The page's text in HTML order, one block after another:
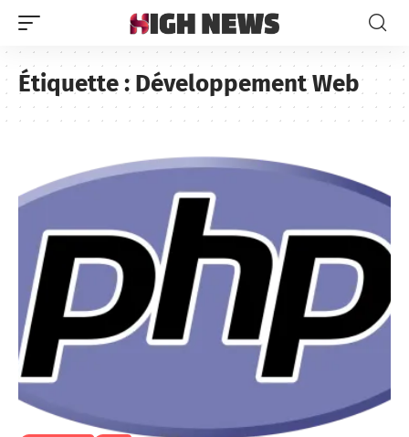
Étiquette :Développement Web